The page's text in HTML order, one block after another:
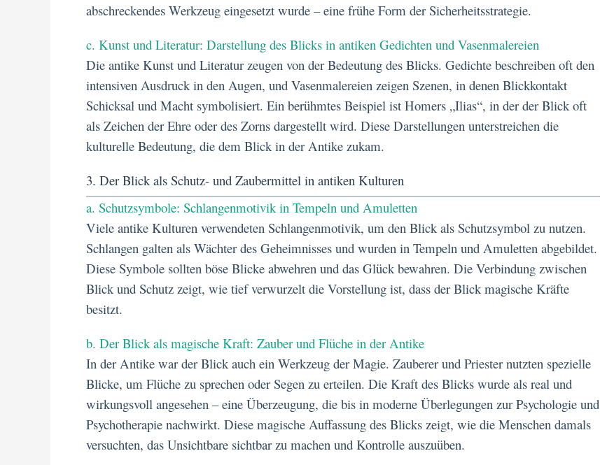
abschreckendes Werkzeug eingesetzt wurde – eine frühe Form der Sicherheitsstrategie.
c. Kunst und Literatur: Darstellung des Blicks in antiken Gedichten und Vasenmalereien
Die antike Kunst und Literatur zeugen von der Bedeutung des Blicks. Gedichte beschreiben oft den
intensiven Ausdruck in den Augen, und Vasenmalereien zeigen Szenen, in denen Blickkontakt
Schicksal und Macht symbolisiert. Ein berühmtes Beispiel ist Homers „Ilias“, in der der Blick oft
als Zeichen der Ehre oder des Zorns dargestellt wird. Diese Darstellungen unterstreichen die
kulturelle Bedeutung, die dem Blick in der Antike zukam.
3. Der Blick als Schutz- und Zaubermittel in antiken Kulturen
a. Schutzsymbole: Schlangenmotivik in Tempeln und Amuletten
Viele antike Kulturen verwendeten Schlangenmotivik, um den Blick als Schutzsymbol zu nutzen.
Schlangen galten als Wächter des Geheimnisses und wurden in Tempeln und Amuletten abgebildet.
Diese Symbole sollten böse Blicke abwehren und das Glück bewahren. Die Verbindung zwischen
Blick und Schutz zeigt, wie tief verwurzelt die Vorstellung ist, dass der Blick magische Kräfte
besitzt.
b. Der Blick als magische Kraft: Zauber und Flüche in der Antike
In der Antike war der Blick auch ein Werkzeug der Magie. Zauberer und Priester nutzten spezielle
Blicke, um Flüche zu sprechen oder Segen zu erteilen. Die Kraft des Blicks wurde als real und
wirkungsvoll angesehen – eine Überzeugung, die bis in moderne Überlegungen zur Psychologie und
Psychotherapie nachwirkt. Diese magische Auffassung des Blicks zeigt, wie die Menschen damals
versuchten, das Unsichtbare sichtbar zu machen und Kontrolle auszuüben.